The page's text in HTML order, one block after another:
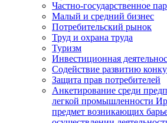
Частно-государственное
Малый и средний бизнес
Потребительский рынок
Труд и охрана труда
Туризм
Инвестиционная
Содействие развитию
Защита прав потребителей
Анкетирование среди
легкой промышленности
предмет возникающих